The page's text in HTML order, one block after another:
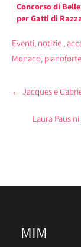
Concorso di
per Gatti di
Eventi, notizie ,
Monaco,
Post
navigation
← Jacques e
Laura
MIM